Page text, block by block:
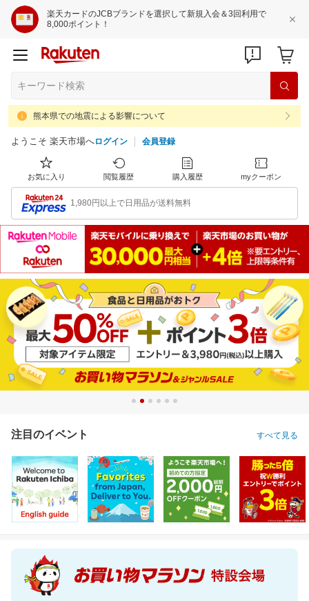
楽天カードのJCBブランドを選択して新規入会＆3回利用で
8,000ポイント！
熊本県での地震による影響について
ようこそ 楽天市場へログイン 会員登録
お気に入り 閲覧履歴 購入履歴 myクーポン
1,980円以上で日用品が送料無料
注目のイベント すべて見る